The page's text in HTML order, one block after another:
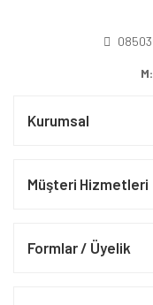
M:
Kurumsal
Müşteri Hizmetleri
Formlar / Üyelik